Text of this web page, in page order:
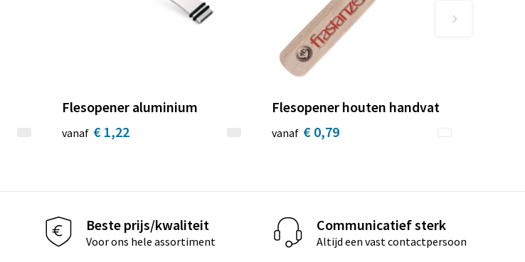
Flesopener aluminium
vanaf € 1,22
Flesopener houten handvat
vanaf € 0,79
Beste prijs/kwaliteit
Voor ons hele assortiment
Communicatief sterk
Altijd een vast contactpersoon